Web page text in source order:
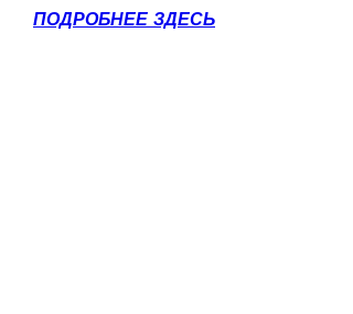
ПОДРОБНЕЕ ЗДЕСЬ